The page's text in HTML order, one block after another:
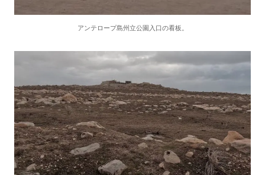
アンテロープ島州立公園入口の看板。